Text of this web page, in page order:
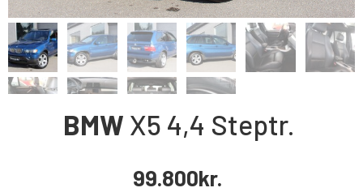
BMW X5 4,4 Steptr.
99.800kr.